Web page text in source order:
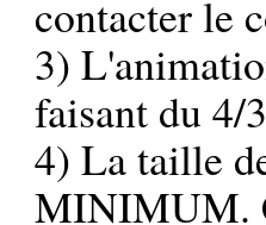
contacter le
3)
faisant du 4/
4) La taille
MINIMUM.